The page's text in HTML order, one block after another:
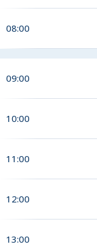
08:00
09:00
10:00
11:00
12:00
13:00